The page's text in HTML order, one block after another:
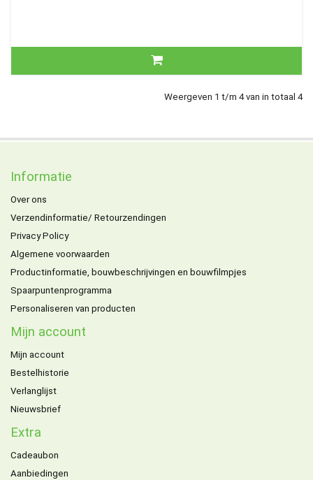
Weergeven 1 t/m 4 van in totaal 4
Informatie
Over ons
Verzendinformatie/ Retourzendingen
Privacy Policy
Algemene voorwaarden
Productinformatie, bouwbeschrijvingen en bouwfilmpjes
Spaarpuntenprogramma
Personaliseren van producten
Mijn account
Mijn account
Bestelhistorie
Verlanglijst
Nieuwsbrief
Extra
Cadeaubon
Aanbiedingen